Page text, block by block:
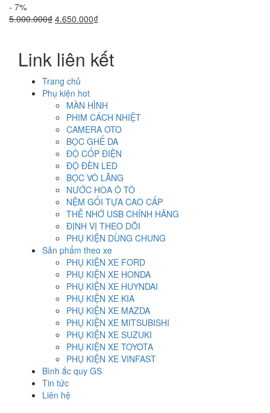
- 7%
5.000.000₫ Giá
5.000.000₫.
4.650.000₫Giá
là:
4.650.000₫.
Link liên kết
Trang chủ
Phụ kiện hot
MÀN HÌNH
PHIM CÁCH NHIỆT
CAMERA OTO
BỌC GHẾ DA
ĐỘ CỐP ĐIỆN
ĐỘ ĐÈN LED
BỌC VÔ LĂNG
NƯỚC HOA Ô TÔ
NỆM GỐI TỰA CAO CẤP
THẺ NHỚ USB CHÍNH HÃNG
ĐỊNH VỊ THEO DÕI
PHỤ KIỆN DÙNG CHUNG
Sản phẩm theo xe
PHỤ KIỆN XE FORD
PHỤ KIỆN XE HONDA
PHỤ KIỆN XE HUYNDAI
PHỤ KIỆN XE KIA
PHỤ KIỆN XE MAZDA
PHỤ KIỆN XE MITSUBISHI
PHỤ KIỆN XE SUZUKI
PHỤ KIỆN XE TOYOTA
PHỤ KIỆN XE VINFAST
Bình ắc quy GS
Tin tức
Liên hệ